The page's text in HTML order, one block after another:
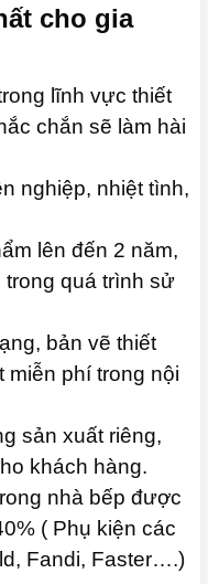
cho gia
lĩnh vực thiết
chắn sẽ làm hài
nghiệp, nhiệt tình,
lên đến 2 năm,
trong quá trình sử
bản vẽ thiết
miễn phí trong nội
sản xuất riêng,
khách hàng.
nhà bếp được
( Phụ kiện các
Fandi, Faster….)